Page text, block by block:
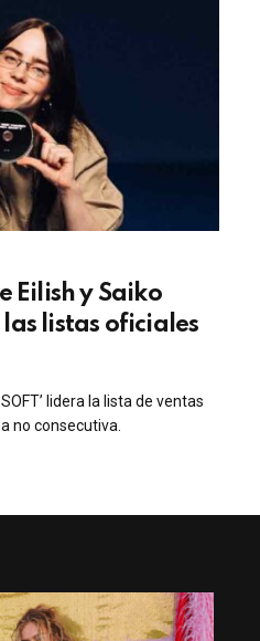
Eilish y Saiko
listas oficiales
lidera la lista de ventas
no consecutiva.